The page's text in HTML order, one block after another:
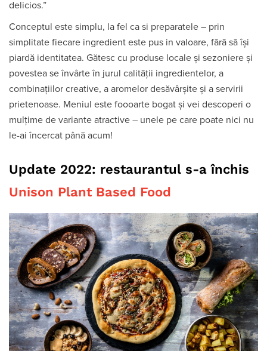
delicios.”
Conceptul este simplu, la fel ca si preparatele – prin
simplitate fiecare ingredient este pus in valoare, fără să își
piardă identitatea. Gătesc cu produse locale și sezoniere și
povestea se învârte în jurul calității ingredientelor, a
combinațiilor creative, a aromelor desăvârșite și a servirii
prietenoase. Meniul este foooarte bogat și vei descoperi o
mulțime de variante atractive – unele pe care poate nici nu
le-ai încercat până acum!
Update 2022: restaurantul s-a închis
Unison Plant Based Food